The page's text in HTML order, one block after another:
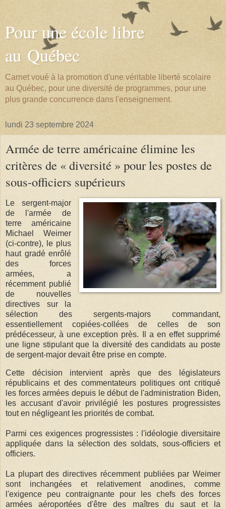
Pour une école libre
au Québec
Carnet voué à la promotion d'une véritable liberté scolaire
au Québec, pour une diversité de programmes, pour une
plus grande concurrence dans l'enseignement.
lundi 23 septembre 2024
Armée de terre américaine élimine les
critères de « diversité » pour les postes de
sous-officiers supérieurs
Le sergent-major
de l'armée de
terre américaine
Michael Weimer
(ci-contre), le plus
haut gradé enrôlé
des forces
armées, a
récemment publié
de nouvelles
directives sur la
sélection des sergents-majors commandant,
essentiellement copiées-collées de celles de son
prédécesseur, à une exception près. Il a en effet supprimé
une ligne stipulant que la diversité des candidats au poste
de sergent-major devait être prise en compte.
Cette décision intervient après que des législateurs
républicains et des commentateurs politiques ont critiqué
les forces armées depuis le début de l'administration Biden,
les accusant d'avoir privilégié les postures progressistes
tout en négligeant les priorités de combat.
Parmi ces exigences progressistes : l'idéologie diversitaire
appliquée dans la sélection des soldats, sous-officiers et
officiers.
La plupart des directives récemment publiées par Weimer
sont inchangées et relativement anodines, comme
l'exigence peu contraignante pour les chefs des forces
armées aéroportées d'être des maîtres du saut et la